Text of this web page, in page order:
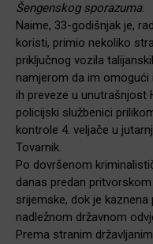
Šengenskog sporazuma.
Naime, 33-godišnjak je,
koristi, primio nekoliko
priključnog vozila
namjerom da im omogući
ih preveze u unutrašnjost
policijski službenici
kontrole 4. veljače u
Tovarnik.
Po dovršenom
danas predan
srijemske, dok je
nadležnom državnom
Prema stranim